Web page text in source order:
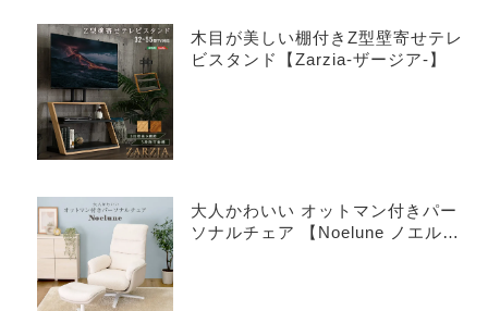
木目が美しい棚付きZ型壁寄せテレ
ビスタンド【Zarzia-ザージア-】
大人かわいい オットマン付きパー
ソナルチェア 【Noelune ノエル